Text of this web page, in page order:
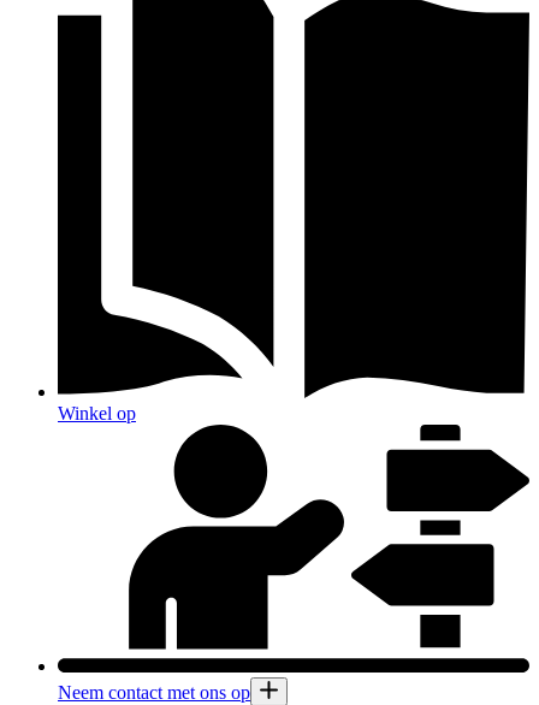
Winkel op
Neem contact met ons op